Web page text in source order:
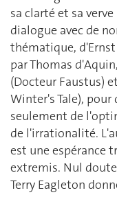
sa clarté et sa
dialogue avec de
thématique,
par Thomas
(Docteur Faustus)
Winter's Tale),
seulement de
de l'irrationalité.
est une espérance
extremis. Nul
Terry Eagleton